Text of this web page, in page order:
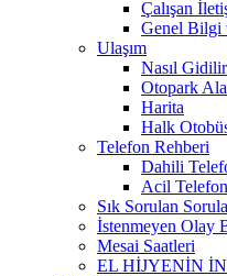
Çalışan
Genel Bilgi
Ulaşım
Nasıl
Otopark
Harita
Halk
Telefon Rehberi
Dahili
Acil
Sık Sorulan
İstenmeyen Olay
Mesai Saatleri
EL HİJYENİN